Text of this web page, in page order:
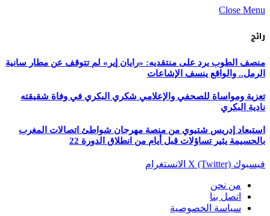
Close Menu
رائج
منصف الطوب يرد على منتقديه: «رايان إير» لم تتوقف عن مطار سانية
الرمل.. والواقع ينسف الإشاعات
تعزية ومواساة للصحفي والإعلامي شكري البكري في وفاة شقيقته
نادية البكري
استبعاد إدريس شتيوي من منصة مهرجان شواطئ اتصالات المغرب
بالحسيمة يثير تساؤلات قبل أيام من انطلاق الدورة 22
فيسبوك X (Twitter) الانستغرام
من نحن
اتصل بنا
سياسة الخصوصية